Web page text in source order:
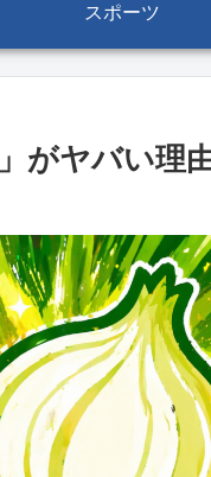
スポーツ
がヤバい理